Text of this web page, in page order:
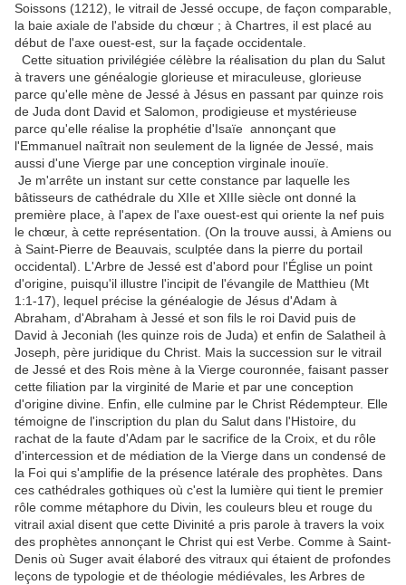
Soissons (1212), le vitrail de Jessé occupe, de façon comparable,
la baie axiale de l'abside du chœur ; à Chartres, il est placé au
début de l'axe ouest-est, sur la façade occidentale.
Cette situation privilégiée célèbre la réalisation du plan du Salut
à travers une généalogie glorieuse et miraculeuse, glorieuse
parce qu'elle mène de Jessé à Jésus en passant par quinze rois
de Juda dont David et Salomon, prodigieuse et mystérieuse
parce qu'elle réalise la prophétie d'Isaïe annonçant que
l'Emmanuel naîtrait non seulement de la lignée de Jessé, mais
aussi d'une Vierge par une conception virginale inouïe.
Je m'arrête un instant sur cette constance par laquelle les
bâtisseurs de cathédrale du XIIe et XIIIe siècle ont donné la
première place, à l'apex de l'axe ouest-est qui oriente la nef puis
le chœur, à cette représentation. (On la trouve aussi, à Amiens ou
à Saint-Pierre de Beauvais, sculptée dans la pierre du portail
occidental). L'Arbre de Jessé est d'abord pour l'Église un point
d'origine, puisqu'il illustre l'incipit de l'évangile de Matthieu (Mt
1:1-17), lequel précise la généalogie de Jésus d'Adam à
Abraham, d'Abraham à Jessé et son fils le roi David puis de
David à Jeconiah (les quinze rois de Juda) et enfin de Salatheil à
Joseph, père juridique du Christ. Mais la succession sur le vitrail
de Jessé et des Rois mène à la Vierge couronnée, faisant passer
cette filiation par la virginité de Marie et par une conception
d'origine divine. Enfin, elle culmine par le Christ Rédempteur. Elle
témoigne de l'inscription du plan du Salut dans l'Histoire, du
rachat de la faute d'Adam par le sacrifice de la Croix, et du rôle
d'intercession et de médiation de la Vierge dans un condensé de
la Foi qui s'amplifie de la présence latérale des prophètes. Dans
ces cathédrales gothiques où c'est la lumière qui tient le premier
rôle comme métaphore du Divin, les couleurs bleu et rouge du
vitrail axial disent que cette Divinité a pris parole à travers la voix
des prophètes annonçant le Christ qui est Verbe. Comme à Saint-
Denis où Suger avait élaboré des vitraux qui étaient de profondes
leçons de typologie et de théologie médiévales, les Arbres de